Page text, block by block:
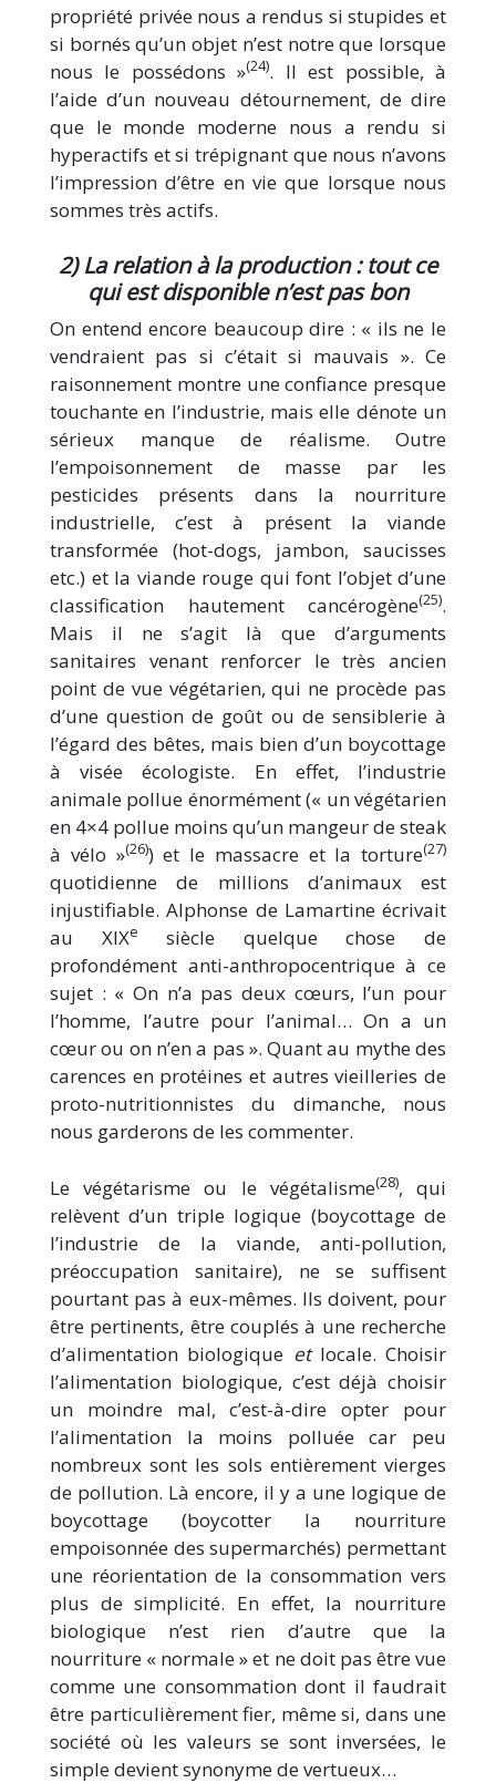
propriété privée nous a rendus si stupides et
si bornés qu’un objet n’est notre que lorsque
nous le possédons »(24). Il est possible, à
l’aide d’un nouveau détournement, de dire
que le monde moderne nous a rendu si
hyperactifs et si trépignant que nous n’avons
l’impression d’être en vie que lorsque nous
sommes très actifs.
2) La relation à la production : tout ce
qui est disponible n’est pas bon
On entend encore beaucoup dire : « ils ne le
vendraient pas si c’était si mauvais ». Ce
raisonnement montre une confiance presque
touchante en l’industrie, mais elle dénote un
sérieux manque de réalisme. Outre
l’empoisonnement de masse par les
pesticides présents dans la nourriture
industrielle, c’est à présent la viande
transformée (hot-dogs, jambon, saucisses
etc.) et la viande rouge qui font l’objet d’une
classification hautement cancérogène(25).
Mais il ne s’agit là que d’arguments
sanitaires venant renforcer le très ancien
point de vue végétarien, qui ne procède pas
d’une question de goût ou de sensiblerie à
l’égard des bêtes, mais bien d’un boycottage
à visée écologiste. En effet, l’industrie
animale pollue énormément (« un végétarien
en 4×4 pollue moins qu’un mangeur de steak
à vélo »(26)) et le massacre et la torture(27)
quotidienne de millions d’animaux est
injustifiable. Alphonse de Lamartine écrivait
au XIXe
siècle quelque chose de
profondément anti-anthropocentrique à ce
sujet : « On n’a pas deux cœurs, l’un pour
l’homme, l’autre pour l’animal… On a un
cœur ou on n’en a pas ». Quant au mythe des
carences en protéines et autres vieilleries de
proto-nutritionnistes du dimanche, nous
nous garderons de les commenter.
Le végétarisme ou le végétalisme(28), qui
relèvent d’un triple logique (boycottage de
l’industrie de la viande, anti-pollution,
préoccupation sanitaire), ne se suffisent
pourtant pas à eux-mêmes. Ils doivent, pour
être pertinents, être couplés à une recherche
d’alimentation biologique etlocale. Choisir
l’alimentation biologique, c’est déjà choisir
un moindre mal, c’est-à-dire opter pour
l’alimentation la moins polluée car peu
nombreux sont les sols entièrement vierges
de pollution. Là encore, il y a une logique de
boycottage (boycotter la nourriture
empoisonnée des supermarchés) permettant
une réorientation de la consommation vers
plus de simplicité. En effet, la nourriture
biologique n’est rien d’autre que la
nourriture « normale » et ne doit pas être vue
comme une consommation dont il faudrait
être particulièrement fier, même si, dans une
société où les valeurs se sont inversées, le
simple devient synonyme de vertueux…